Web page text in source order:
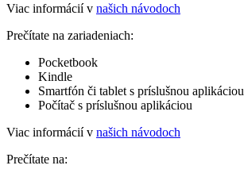
Viac informácií v našich návodoch
Prečítate na zariadeniach:
Pocketbook
Kindle
Smartfón či tablet s príslušnou aplikáciou
Počítač s príslušnou aplikáciou
Viac informácií v našich návodoch
Prečítate na: